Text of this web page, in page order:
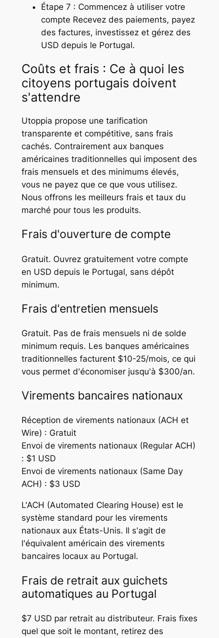
Étape 7 : Commencez à utiliser votre
compte Recevez des paiements, payez
des factures, investissez et gérez des
USD depuis le Portugal.
Coûts et frais : Ce à quoi les
citoyens portugais doivent
s'attendre
Utoppia propose une tarification
transparente et compétitive, sans frais
cachés. Contrairement aux banques
américaines traditionnelles qui imposent des
frais mensuels et des minimums élevés,
vous ne payez que ce que vous utilisez.
Nous offrons les meilleurs frais et taux du
marché pour tous les produits.
Frais d'ouverture de compte
Gratuit. Ouvrez gratuitement votre compte
en USD depuis le Portugal, sans dépôt
minimum.
Frais d'entretien mensuels
Gratuit. Pas de frais mensuels ni de solde
minimum requis. Les banques américaines
traditionnelles facturent $10-25/mois, ce qui
vous permet d'économiser jusqu'à $300/an.
Virements bancaires nationaux
Réception de virements nationaux (ACH et
Wire) : Gratuit
Envoi de virements nationaux (Regular ACH)
: $1 USD
Envoi de virements nationaux (Same Day
ACH) : $3 USD
L'ACH (Automated Clearing House) est le
système standard pour les virements
nationaux aux États-Unis. Il s'agit de
l'équivalent américain des virements
bancaires locaux au Portugal.
Frais de retrait aux guichets
automatiques au Portugal
$7 USD par retrait au distributeur. Frais fixes
quel que soit le montant, retirez des